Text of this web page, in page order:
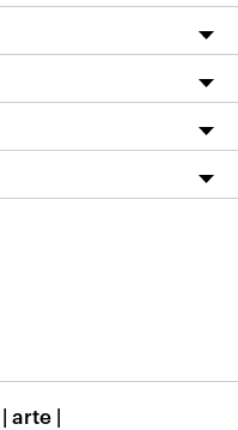
| arte |